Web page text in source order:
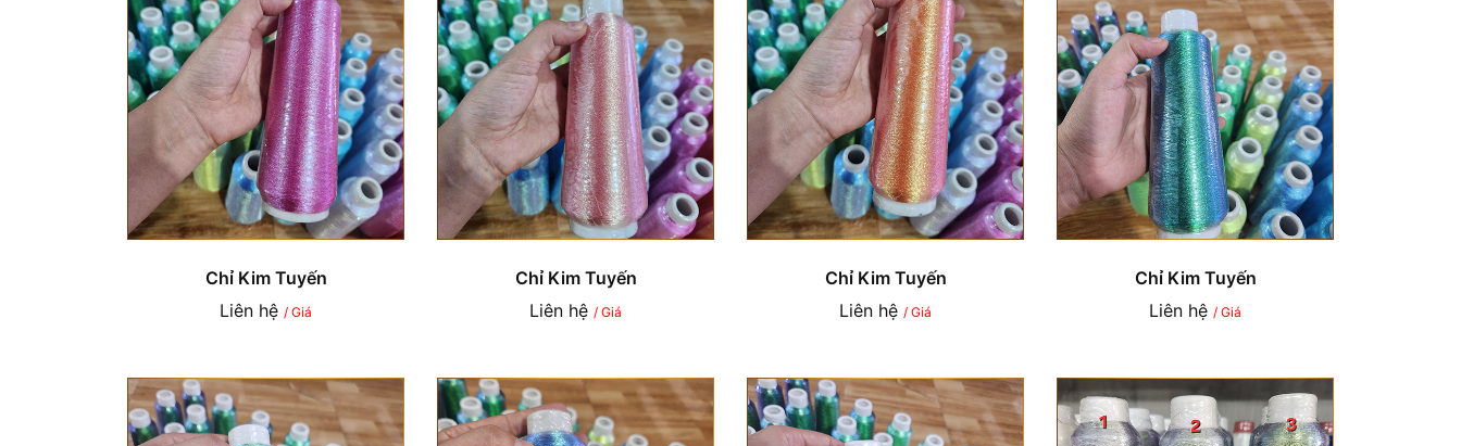
Chỉ Kim Tuyến
Liên hệ / Giá
Chỉ Kim Tuyến
Liên hệ / Giá
Chỉ Kim Tuyến
Liên hệ / Giá
Chỉ Kim Tuyến
Liên hệ / Giá